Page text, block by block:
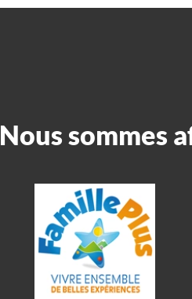
Nous sommes